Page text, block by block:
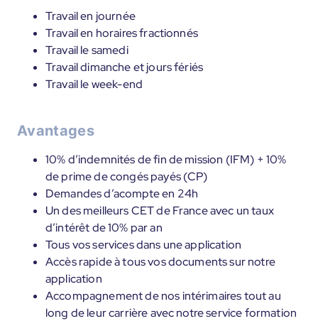
Travail en journée
Travail en horaires fractionnés
Travail le samedi
Travail dimanche et jours fériés
Travail le week-end
Avantages
10% d’indemnités de fin de mission (IFM) + 10%
de prime de congés payés (CP)
Demandes d’acompte en 24h
Un des meilleurs CET de France avec un taux
d’intérêt de 10% par an
Tous vos services dans une application
Accès rapide à tous vos documents sur notre
application
Accompagnement de nos intérimaires tout au
long de leur carrière avec notre service formation